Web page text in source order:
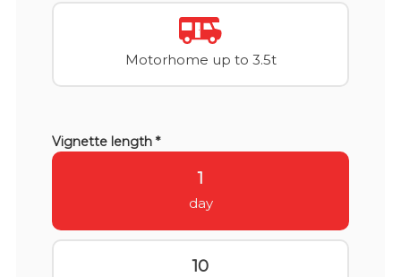
Motorhome up to 3.5t
Vignette length *
1
day
10